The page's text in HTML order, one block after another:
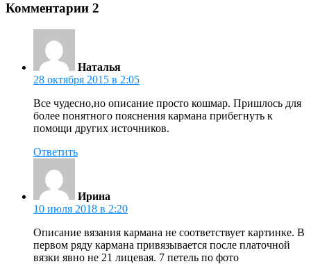
Комментарии 2
Наталья
28 октября 2015 в 2:05
Все чудесно,но описание просто кошмар. Пришлось для
более понятного пояснения кармана прибегнуть к
помощи других источников.
Ответить
Ирина
10 июля 2018 в 2:20
Описание вязания кармана не соответствует картинке. В
первом ряду кармана привязывается после платочной
вязки явно не 21 лицевая. 7 петель по фото